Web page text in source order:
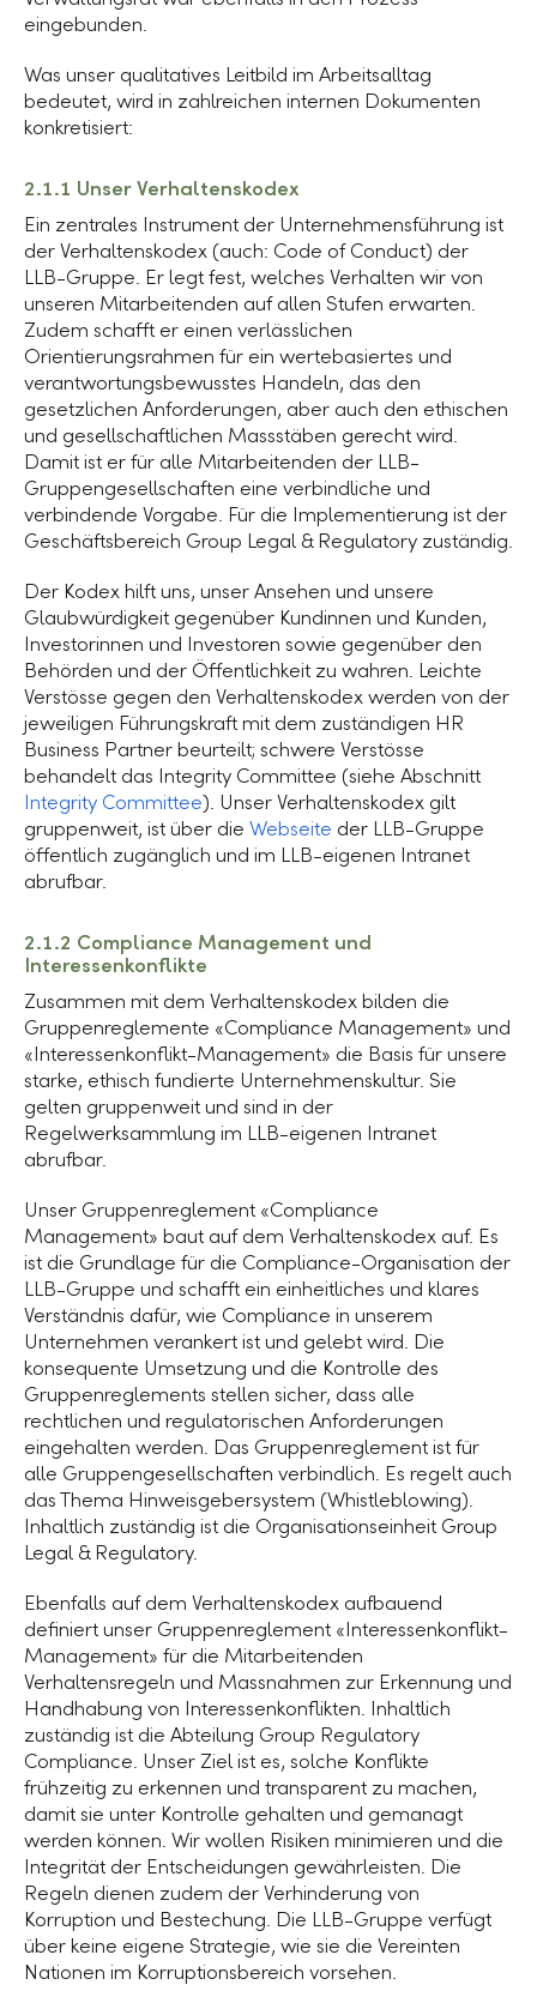
eingebunden.
Was unser qualitatives Leitbild im Arbeitsalltag
bedeutet, wird in zahlreichen internen Dokumenten
konkretisiert:
2.1.1 Unser Verhaltenskodex
Ein zentrales Instrument der Unternehmensführung ist
der Verhaltenskodex (auch: Code of Conduct) der
LLB-Gruppe. Er legt fest, welches Verhalten wir von
unseren Mitarbeitenden auf allen Stufen erwarten.
Zudem schafft er einen verlässlichen
Orientierungsrahmen für ein wertebasiertes und
verantwortungsbewusstes Handeln, das den
gesetzlichen Anforderungen, aber auch den ethischen
und gesellschaftlichen Massstäben gerecht wird.
Damit ist er für alle Mitarbeitenden der LLB-
Gruppengesellschaften eine verbindliche und
verbindende Vorgabe. Für die Implementierung ist der
Geschäftsbereich Group Legal & Regulatory zuständig.
Der Kodex hilft uns, unser Ansehen und unsere
Glaubwürdigkeit gegenüber Kundinnen und Kunden,
Investorinnen und Investoren sowie gegenüber den
Behörden und der Öffentlichkeit zu wahren. Leichte
Verstösse gegen den Verhaltenskodex werden von der
jeweiligen Führungskraft mit dem zuständigen HR
Business Partner beurteilt; schwere Verstösse
behandelt das Integrity Committee (siehe Abschnitt
Integrity Committee). Unser Verhaltenskodex gilt
gruppenweit, ist über die Webseite der LLB-Gruppe
öffentlich zugänglich und im LLB-eigenen Intranet
abrufbar.
2.1.2 Compliance Management und
Interessenkonflikte
Zusammen mit dem Verhaltenskodex bilden die
Gruppenreglemente «Compliance Management» und
«Interessenkonflikt-Management» die Basis für unsere
starke, ethisch fundierte Unternehmenskultur. Sie
gelten gruppenweit und sind in der
Regelwerksammlung im LLB-eigenen Intranet
abrufbar.
Unser Gruppenreglement «Compliance
Management» baut auf dem Verhaltenskodex auf. Es
ist die Grundlage für die Compliance-Organisation der
LLB-Gruppe und schafft ein einheitliches und klares
Verständnis dafür, wie Compliance in unserem
Unternehmen verankert ist und gelebt wird. Die
konsequente Umsetzung und die Kontrolle des
Gruppenreglements stellen sicher, dass alle
rechtlichen und regulatorischen Anforderungen
eingehalten werden. Das Gruppenreglement ist für
alle Gruppengesellschaften verbindlich. Es regelt auch
das Thema Hinweisgebersystem (Whistleblowing).
Inhaltlich zuständig ist die Organisationseinheit Group
Legal & Regulatory.
Ebenfalls auf dem Verhaltenskodex aufbauend
definiert unser Gruppenreglement «Interessenkonflikt-
Management» für die Mitarbeitenden
Verhaltensregeln und Massnahmen zur Erkennung und
Handhabung von Interessenkonflikten. Inhaltlich
zuständig ist die Abteilung Group Regulatory
Compliance. Unser Ziel ist es, solche Konflikte
frühzeitig zu erkennen und transparent zu machen,
damit sie unter Kontrolle gehalten und gemanagt
werden können. Wir wollen Risiken minimieren und die
Integrität der Entscheidungen gewährleisten. Die
Regeln dienen zudem der Verhinderung von
Korruption und Bestechung. Die LLB-Gruppe verfügt
über keine eigene Strategie, wie sie die Vereinten
Nationen im Korruptionsbereich vorsehen.